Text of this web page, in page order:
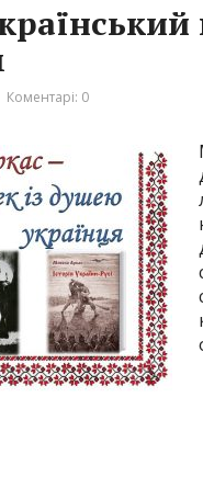
Коментарі: 0